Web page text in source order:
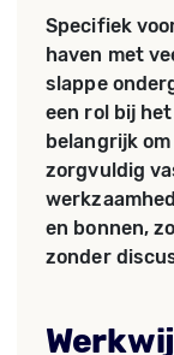
Specifiek
haven met
slappe
een rol bij
belangrijk
zorgvuldig
en bonnen,
zonder